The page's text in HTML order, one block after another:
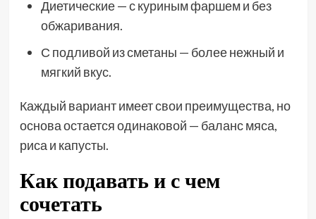
Диетические — с куриным фаршем и без
обжаривания.
С подливой из сметаны — более нежный и
мягкий вкус.
Каждый вариант имеет свои преимущества, но
основа остается одинаковой — баланс мяса,
риса и капусты.
Как подавать и с чем
сочетать